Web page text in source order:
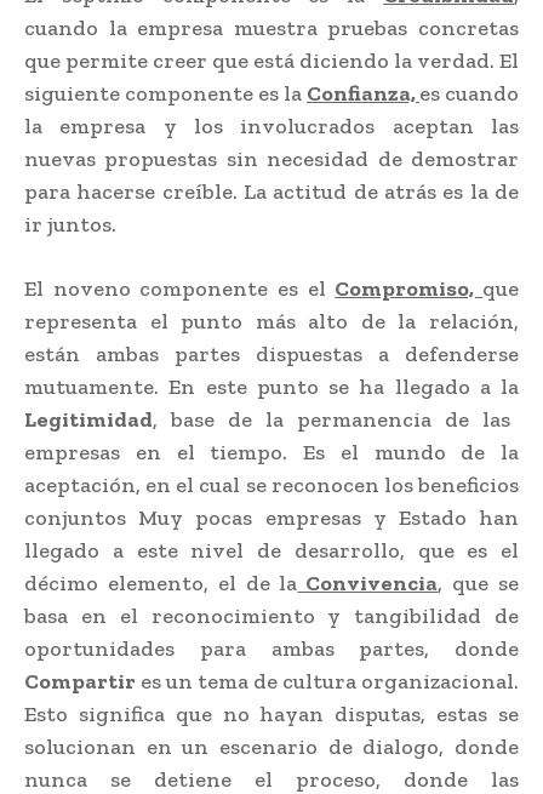
cuando la empresa muestra pruebas concretas
que permite creer que está diciendo la verdad. El
siguiente componente es la Confianza,es cuando
la empresa y los involucrados aceptan las
nuevas propuestas sin necesidad de demostrar
para hacerse creíble. La actitud de atrás es la de
ir juntos.
El noveno componente es el Compromiso, que
representa el punto más alto de la relación,
están ambas partes dispuestas a defenderse
mutuamente. En este punto se ha llegado a la
Legitimidad, base de la permanencia de las
empresas en el tiempo. Es el mundo de la
aceptación, en el cual se reconocen los beneficios
conjuntos Muy pocas empresas y Estado han
llegado a este nivel de desarrollo, que es el
décimo elemento, el de la Convivencia, que se
basa en el reconocimiento y tangibilidad de
oportunidades para ambas partes, donde
Compartir es un tema de cultura organizacional.
Esto significa que no hayan disputas, estas se
solucionan en un escenario de dialogo, donde
nunca se detiene el proceso, donde las